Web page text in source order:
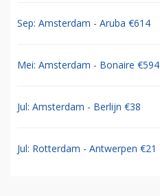
Sep: Amsterdam - Aruba €614
Mei: Amsterdam - Bonaire €594
Jul: Amsterdam - Berlijn €38
Jul: Rotterdam - Antwerpen €21